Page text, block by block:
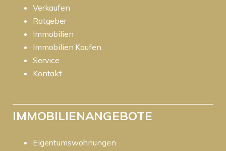
Verkaufen
Ratgeber
Immobilien
Immobilien Kaufen
Service
Kontakt
IMMOBILIENANGEBOTE
Eigentumswohnungen